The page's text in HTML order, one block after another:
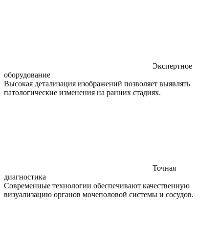
Экспертное
оборудование
Высокая детализация изображений позволяет выявлять
патологические изменения на ранних стадиях.
Точная
диагностика
Современные технологии обеспечивают качественную
визуализацию органов мочеполовой системы и сосудов.